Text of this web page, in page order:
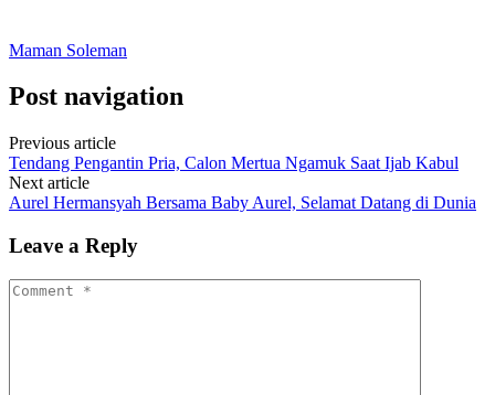
Maman Soleman
Post navigation
Previous article
Tendang Pengantin Pria, Calon Mertua Ngamuk Saat Ijab Kabul
Next article
Aurel Hermansyah Bersama Baby Aurel, Selamat Datang di Dunia
Leave a Reply